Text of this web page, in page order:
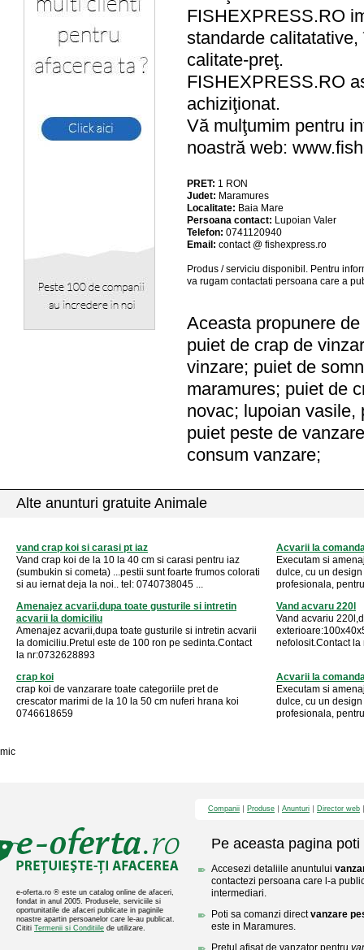
FISHEXPRESS.RO
standarde
calitate-preţ.
FISHEXPRESS.RO
achiziţionat.
Vă mulţumim pentru
noastră web:
PRET: 1 RON
Judet: Maramures
Localitate: Baia Mare
Persoana contact: Lupoian Valer
Telefon: 0741120940
Email: contact @ fishexpress.ro
Produs / serviciu disponibil . Pentru
va rugam contactati persoana care a
Aceasta propunere
puiet de crap de
vinzare; puiet de
maramures; puiet de
novac; lupoian vasile,
puiet peste de
consum vanzare;
Alte anunturi gratuite Animale
vand crap koi si carasi pt iaz
Vand crap koi de la 10 la 40 cm si carasi pentru iaz
(sumbukin si cometa) ...pestii sunt foarte frumos colorati
si au iernat deja la noi.. tel: 0740738045 ...
Acvarii la
Executam si
dulce, cu un
profesionala,
Amenajez acvarii,dupa toate gusturile si intretin
acvarii la domiciliu
Amenajez acvarii,dupa toate gusturile si intretin acvarii
la domiciliu.Pretul este de 100 ron pe sedinta.Contact
la nr:0732628893
Vand acvaru 220l
Vand acvariu
nefolosit.Contact
crap koi
crap koi de vanzarare toate categoriile pret de
crescator marimi de la 10 la 50 cm nuferi hrana koi
0746618659
Acvarii la
Executam si
dulce, cu un
profesionala,
mic
e-oferta.ro ® este un catalog online de afaceri,
fondat in anul 2005. Produsele, serviciile si
oportunitatile de afaceri publicate in paginile
noastre apartin persoanelor care le-au publicat.
Cititi Termenii si Conditiile de utilizare.
Companii Produse Anunturi Director web
Pe aceasta pagina poti
Accesezi detaliile anuntului
contactezi persoana care l-a
intermediari.
Poti sa comanzi directvanzare
este in Maramures.
Pretul afisat de vanzator pentru